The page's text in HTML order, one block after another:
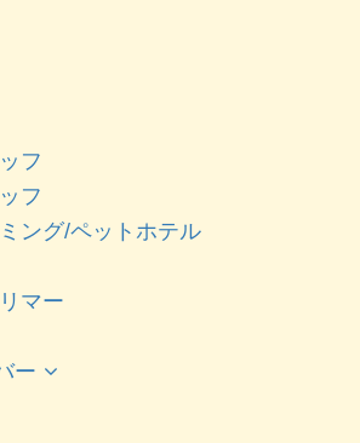
フ
フ
ング/ペットホテル
マー
ー